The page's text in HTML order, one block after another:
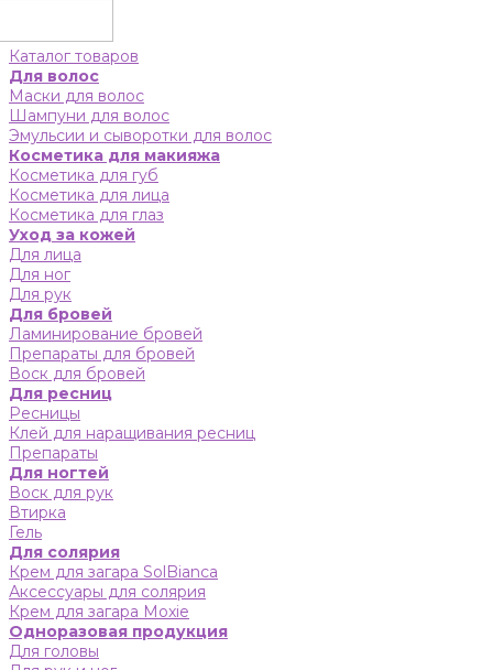
Каталог товаров
Для волос
Маски для волос
Шампуни для волос
Эмульсии и сыворотки для волос
Косметика для макияжа
Косметика для губ
Косметика для лица
Косметика для глаз
Уход за кожей
Для лица
Для ног
Для рук
Для бровей
Ламинирование бровей
Препараты для бровей
Воск для бровей
Для ресниц
Ресницы
Клей для наращивания ресниц
Препараты
Для ногтей
Воск для рук
Втирка
Гель
Для солярия
Крем для загара SolBianca
Аксессуары для солярия
Крем для загара Moxie
Одноразовая продукция
Для головы